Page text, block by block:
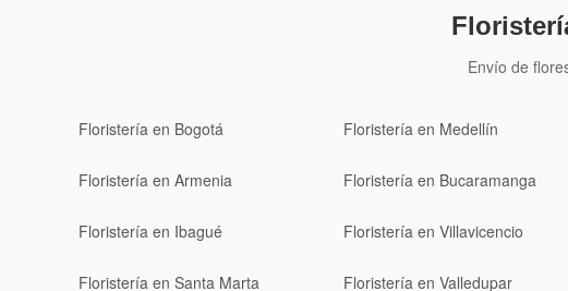
Envío de
Floristería en Bogotá Floristería en Medellín
Floristería en Armenia Floristería en Bucaramanga
Floristería en Ibagué Floristería en Villavicencio
Floristería en Santa Marta Floristería en Valledupar